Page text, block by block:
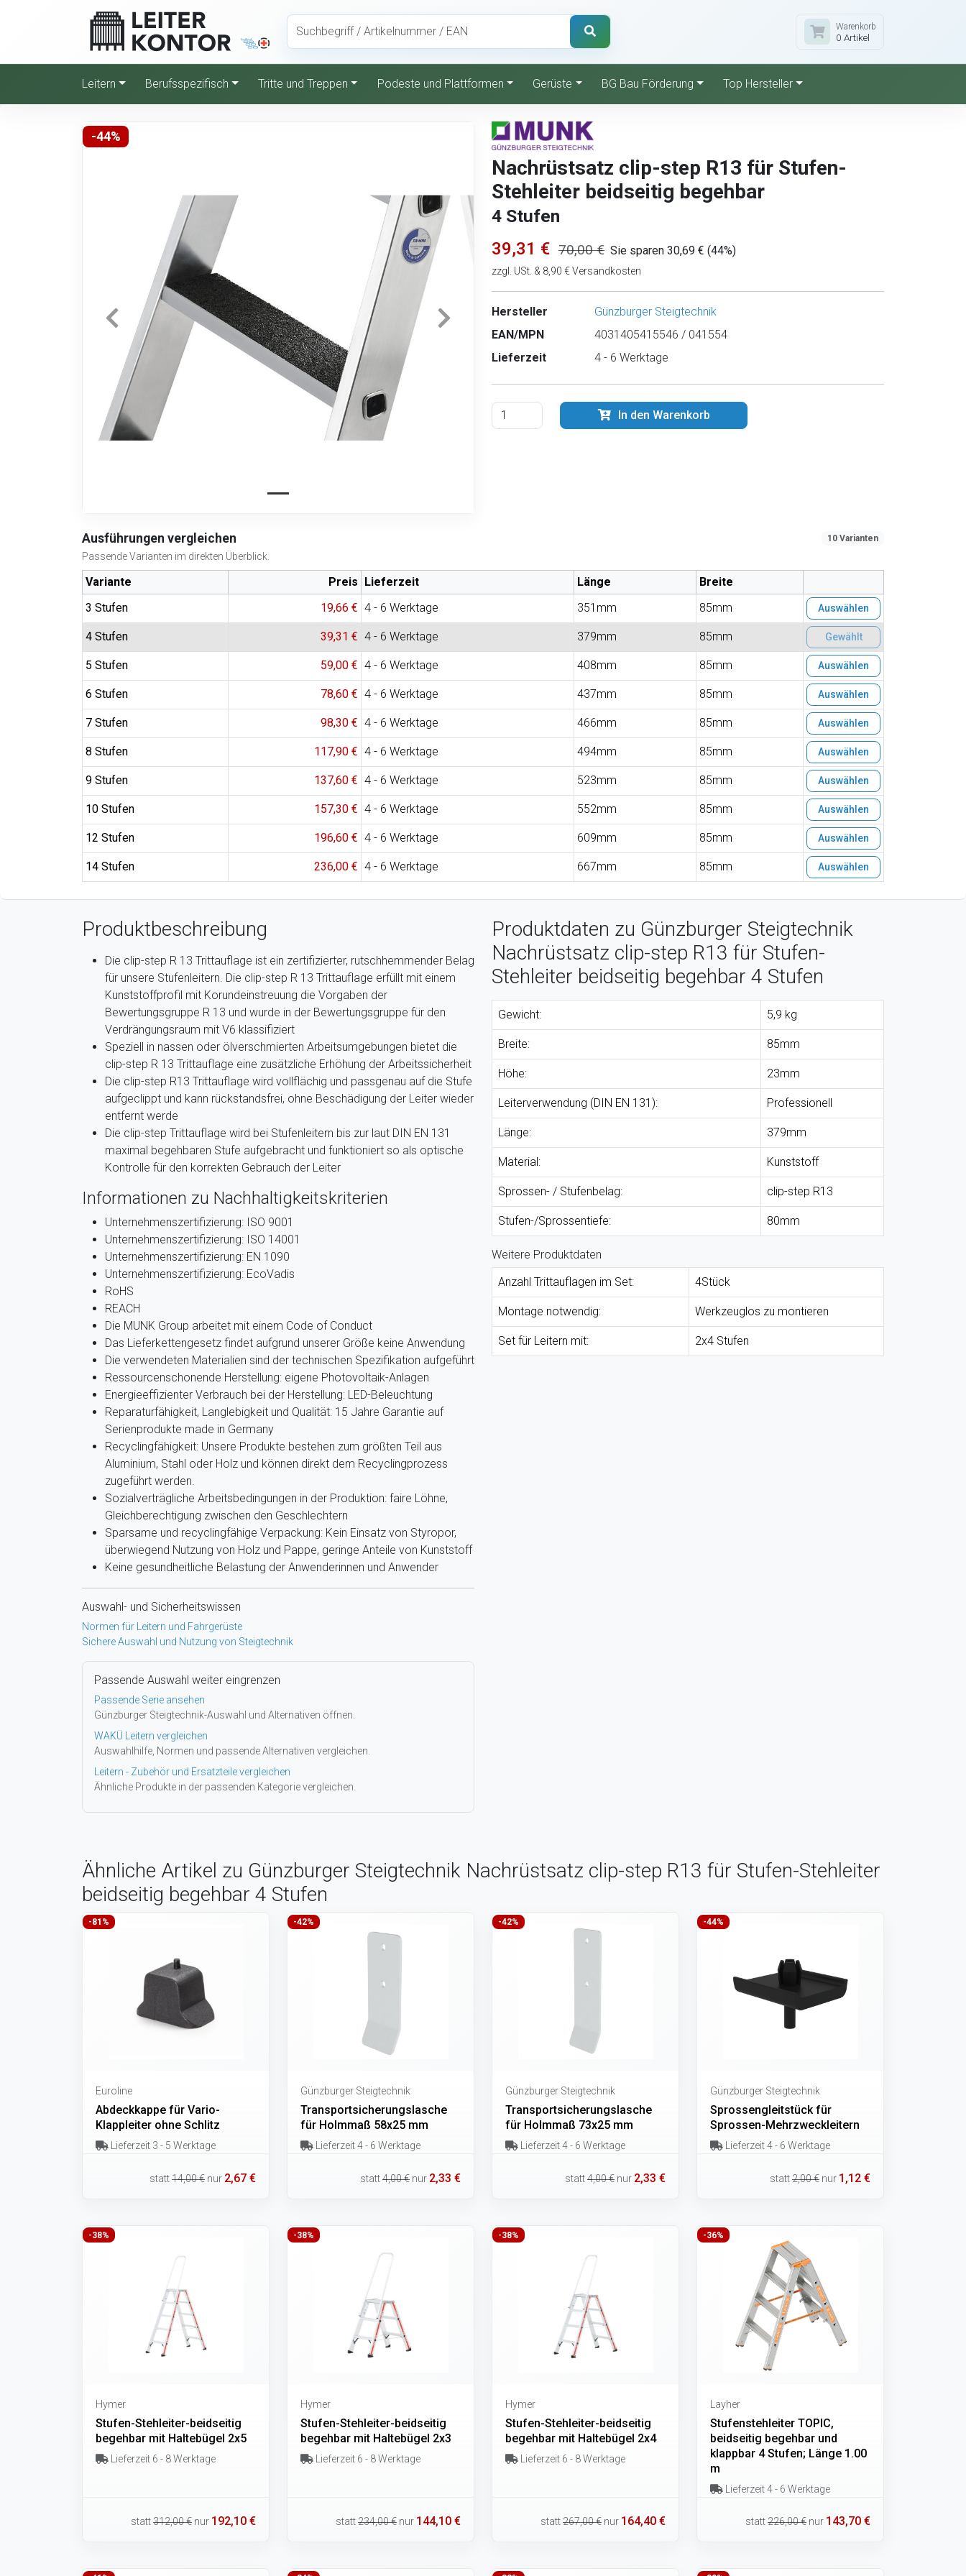
Warenkorb
0 Artikel
Leitern Berufsspezifisch Tritte und Treppen Podeste und Plattformen Gerüste BG Bau Förderung Top Hersteller
-44%
Nachrüstsatz clip-step R13 für Stufen-
Stehleiter beidseitig begehbar
4 Stufen
39,31 € 70,00 € Sie sparen 30,69 € (44%)
zzgl. USt. & 8,90 € Versandkosten
Hersteller
Günzburger Steigtechnik
EAN/MPN
4031405415546 / 041554
Lieferzeit
4 - 6 Werktage
In den Warenkorb
Ausführungen vergleichen
Passende Varianten im direkten Überblick.
10 Varianten
Variante Preis Lieferzeit Länge
Breite
3 Stufen
19,66 € 4 - 6 Werktage 351mm 85mm Auswählen
4 Stufen 39,31 € 4 - 6 Werktage 379mm 85mm Gewählt
5 Stufen 59,00 € 4 - 6 Werktage 408mm 85mm Auswählen
6 Stufen 78,60 € 4 - 6 Werktage 437mm 85mm Auswählen
7 Stufen 98,30 € 4 - 6 Werktage 466mm 85mm Auswählen
8 Stufen 117,90 € 4 - 6 Werktage 494mm 85mm Auswählen
9 Stufen 137,60 € 4 - 6 Werktage 523mm 85mm Auswählen
10 Stufen 157,30 € 4 - 6 Werktage 552mm 85mm Auswählen
12 Stufen 196,60 € 4 - 6 Werktage 609mm 85mm Auswählen
14 Stufen 236,00 € 4 - 6 Werktage 667mm 85mm Auswählen
Produktbeschreibung
Die clip-step R 13 Trittauflage ist ein zertifizierter, rutschhemmender Belag
für unsere Stufenleitern. Die clip-step R 13 Trittauflage erfüllt mit einem
Kunststoffprofil mit Korundeinstreuung die Vorgaben der
Bewertungsgruppe R 13 und wurde in der Bewertungsgruppe für den
Verdrängungsraum mit V6 klassifiziert
Speziell in nassen oder ölverschmierten Arbeitsumgebungen bietet die
clip-step R 13 Trittauflage eine zusätzliche Erhöhung der Arbeitssicherheit
Die clip-step R13 Trittauflage wird vollflächig und passgenau auf die Stufe
aufgeclippt und kann rückstandsfrei, ohne Beschädigung der Leiter wieder
entfernt werde
Die clip-step Trittauflage wird bei Stufenleitern bis zur laut DIN EN 131
maximal begehbaren Stufe aufgebracht und funktioniert so als optische
Kontrolle für den korrekten Gebrauch der Leiter
Informationen zu Nachhaltigkeitskriterien
Unternehmenszertifizierung: ISO 9001
Unternehmenszertifizierung: ISO 14001
Unternehmenszertifizierung: EN 1090
Unternehmenszertifizierung: EcoVadis
RoHS
REACH
Die MUNK Group arbeitet mit einem Code of Conduct
Das Lieferkettengesetz findet aufgrund unserer Größe keine Anwendung
Die verwendeten Materialien sind der technischen Spezifikation aufgeführt
Ressourcenschonende Herstellung: eigene Photovoltaik-Anlagen
Energieeffizienter Verbrauch bei der Herstellung: LED-Beleuchtung
Reparaturfähigkeit, Langlebigkeit und Qualität: 15 Jahre Garantie auf
Serienprodukte made in Germany
Recyclingfähigkeit: Unsere Produkte bestehen zum größten Teil aus
Aluminium, Stahl oder Holz und können direkt dem Recyclingprozess
zugeführt werden.
Sozialverträgliche Arbeitsbedingungen in der Produktion: faire Löhne,
Gleichberechtigung zwischen den Geschlechtern
Sparsame und recyclingfähige Verpackung: Kein Einsatz von Styropor,
überwiegend Nutzung von Holz und Pappe, geringe Anteile von Kunststoff
Keine gesundheitliche Belastung der Anwenderinnen und Anwender
Auswahl- und Sicherheitswissen
Normen für Leitern und Fahrgerüste
Sichere Auswahl und Nutzung von Steigtechnik
Passende Auswahl weiter eingrenzen
Passende Serie ansehen
Günzburger Steigtechnik-Auswahl und Alternativen öffnen.
WAKÜ Leitern vergleichen
Auswahlhilfe, Normen und passende Alternativen vergleichen.
Leitern - Zubehör und Ersatzteile vergleichen
Ähnliche Produkte in der passenden Kategorie vergleichen.
Produktdaten zu Günzburger Steigtechnik
Nachrüstsatz clip-step R13 für Stufen-
Stehleiter beidseitig begehbar 4 Stufen
Gewicht: 5,9 kg
Breite: 85mm
Höhe: 23mm
Leiterverwendung (DIN EN 131): Professionell
Länge: 379mm
Material: Kunststoff
Sprossen- / Stufenbelag: clip-step R13
Stufen-/Sprossentiefe: 80mm
Weitere Produktdaten
Anzahl Trittauflagen im Set:
4Stück
Montage notwendig: Werkzeuglos zu montieren
Set für Leitern mit: 2x4 Stufen
Ähnliche Artikel zu Günzburger Steigtechnik Nachrüstsatz clip-step R13 für Stufen-Stehleiter
beidseitig begehbar 4 Stufen
-81%
Euroline
Abdeckkappe für Vario-
Klappleiter ohne Schlitz
Lieferzeit 3 - 5 Werktage
statt14,00 € nur 2,67 €
-42%
Günzburger Steigtechnik
Transportsicherungslasche
für Holmmaß 58x25 mm
Lieferzeit 4 - 6 Werktage
statt4,00 € nur 2,33 €
-42%
Günzburger Steigtechnik
Transportsicherungslasche
für Holmmaß 73x25 mm
Lieferzeit 4 - 6 Werktage
statt4,00 € nur 2,33 €
-44%
Günzburger Steigtechnik
Sprossengleitstück für
Sprossen-Mehrzweckleitern
Lieferzeit 4 - 6 Werktage
statt2,00 € nur 1,12 €
-38%
Hymer
Stufen-Stehleiter-beidseitig
begehbar mit Haltebügel 2x5
Lieferzeit 6 - 8 Werktage
statt312,00 € nur 192,10 €
-38%
Hymer
Stufen-Stehleiter-beidseitig
begehbar mit Haltebügel 2x3
Lieferzeit 6 - 8 Werktage
statt234,00 € nur 144,10 €
-38%
Hymer
Stufen-Stehleiter-beidseitig
begehbar mit Haltebügel 2x4
Lieferzeit 6 - 8 Werktage
statt267,00 € nur 164,40 €
-36%
Layher
Stufenstehleiter TOPIC,
beidseitig begehbar und
klappbar 4 Stufen; Länge 1.00
m
Lieferzeit 4 - 6 Werktage
statt226,00 € nur 143,70 €